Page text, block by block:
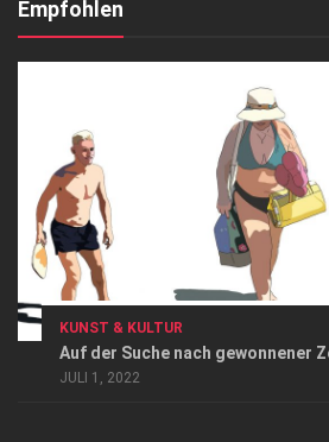
Kontakt, Impressum
Top Gesundheitsforum Dresden /
Mediadaten
Empfohlen
KUNST & KULTUR
Auf der Suche nach gewonnener
JULI 1, 2022